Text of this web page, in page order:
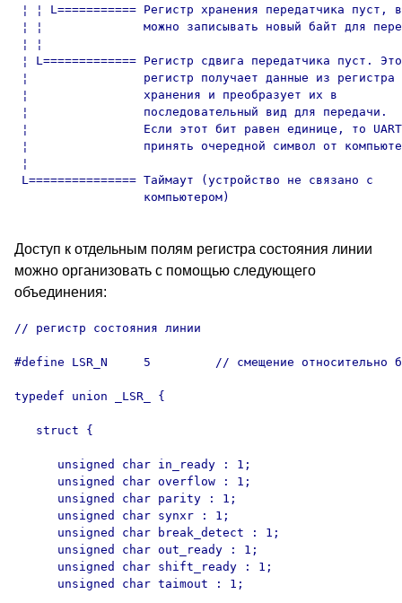
¦ ¦ L=========== Регистр хранения передатчика пуст,
¦ ¦              можно записывать новый байт для
¦ ¦
¦ L============= Регистр сдвига передатчика пуст.
¦                регистр получает данные из регистра
¦                хранения и преобразует их в
¦                последовательный вид для передачи.
¦                Если этот бит равен единице, то UART
¦                принять очередной символ от
¦
L=============== Таймаут (устройство не связано с
Доступ к отдельным полям регистра состояния линии
можно организовать с помощью следующего
объединения:
// регистр состояния линии
#define LSR_N     5         // смещение относительно
typedef union _LSR_ {
   struct {
      unsigned char in_ready : 1;
      unsigned char overflow : 1;
      unsigned char parity : 1;
      unsigned char synxr : 1;
      unsigned char break_detect : 1;
      unsigned char out_ready : 1;
      unsigned char shift_ready : 1;
      unsigned char taimout : 1;